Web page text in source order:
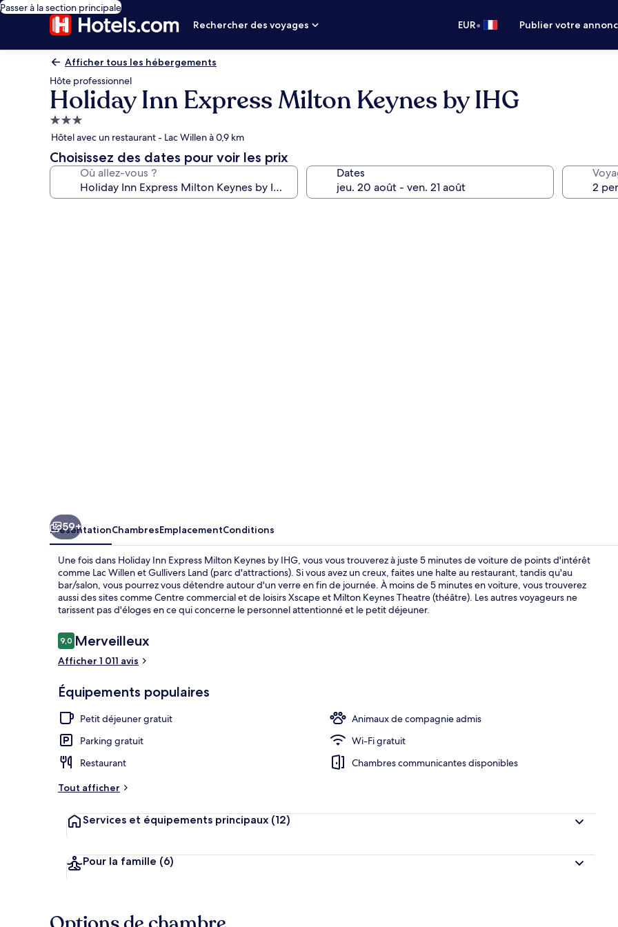
Passer à la section principale
Rechercher des voyages
EUR• Publier votre
Afficher tous les hébergements
Hôte professionnel
Holiday Inn Express Milton Keynes by IHG
Hébergement
3.0 étoiles
Hôtel avec un restaurant - Lac Willen à 0,9 km
Choisissez des dates pour voir les prix
Où allez-vous ? Dates
Déjeuner et
59+
PrésentationChambresEmplacementConditions
Une fois dans Holiday Inn Express Milton Keynes by IHG, vous vous trouverez à juste 5 minutes de voiture de points d'intérêt
comme Lac Willen et Gullivers Land (parc d'attractions). Si vous avez un creux, faites une halte au restaurant, tandis qu'au
bar/salon, vous pourrez vous détendre autour d'un verre en fin de journée. À moins de 5 minutes en voiture, vous trouverez
aussi des sites comme Centre commercial et de loisirs Xscape et Milton Keynes Theatre (théâtre). Les autres voyageurs ne
tarissent pas d'éloges en ce qui concerne le personnel attentionné et le petit déjeuner.
Avis
voyageurs
9,09,0 sur 10
Merveilleux
Afficher 1 011 avis
Équipements populaires
Petit déjeuner gratuit
Animaux de compagnie admis
Parking gratuit
Wi-Fi gratuit
Restaurant
Chambres communicantes disponibles
Tout afficher
Services et équipements principaux (12)
Pour la famille (6)